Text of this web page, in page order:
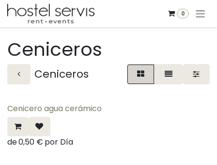
Ir al contenido
0
Ceniceros
Ceniceros
Cenicero agua cerámico
de0,50 € por Día